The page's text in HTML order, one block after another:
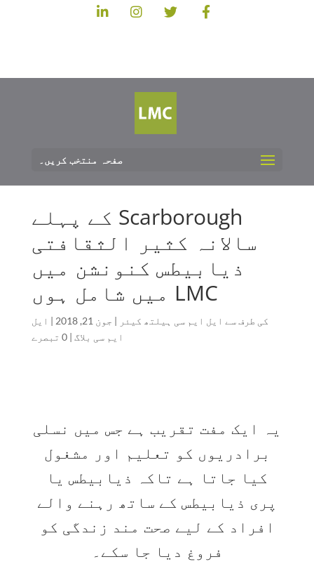
صفحہ منتخب کریں۔
Scarborough کے پہلے
سالانہ کثیر الثقافتی
ذیابیطس کنونشن میں
LMC میں شامل ہوں
کی طرف سے ایل ایم سی ہیلتھ کیئر | جون 21, 2018 | ایل
ایم سی بلاگ |0 تبصرے
یہ ایک مفت تقریب ہے جس میں نسلی
برادریوں کو تعلیم اور مشغول
کیا جاتا ہے تاکہ ذیابیطس یا
پری ذیابیطس کے ساتھ رہنے والے
افراد کے لیے صحت مند زندگی کو
فروغ دیا جا سکے۔